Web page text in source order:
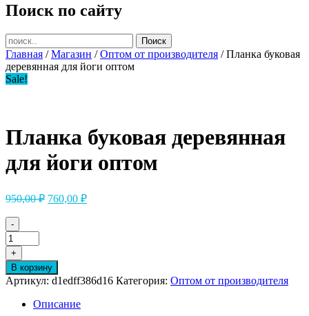
Поиск по сайту
Главная /Магазин /Оптом от производителя / Планка буковая
деревянная для йоги оптом
Sale!
Планка буковая деревянная
для йоги оптом
950,00₽ Первоначальная
760,00 ₽Текущая
-
Количество
товара
Планка
буковая
деревянная
+
В корзину
Артикул: d1edff386d16 Категория: Оптом от производителя
Описание